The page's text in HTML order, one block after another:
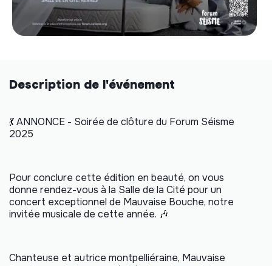
Description de l'événement
💃 ANNONCE - Soirée de clôture du Forum Séisme
2025
Pour conclure cette édition en beauté, on vous
donne rendez-vous à la Salle de la Cité pour un
concert exceptionnel de Mauvaise Bouche, notre
invitée musicale de cette année. 🎶
Chanteuse et autrice montpelliéraine, Mauvaise